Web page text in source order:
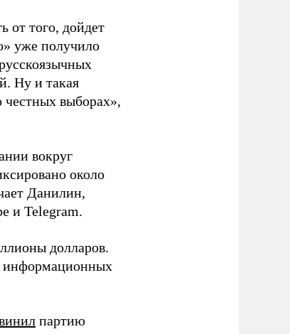
от того, дойдет
уже получило
Ну и такая
честных выборах»,
вокруг
около
Данилин,
и Telegram.
долларов.
информационных
партию